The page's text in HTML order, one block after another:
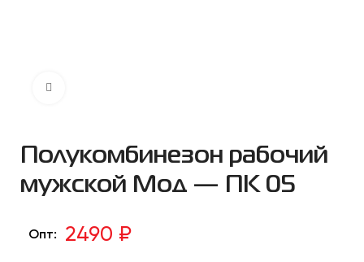
Полукомбинезон рабочий
мужской Мод — ПК 05
Опт: 2490 ₽